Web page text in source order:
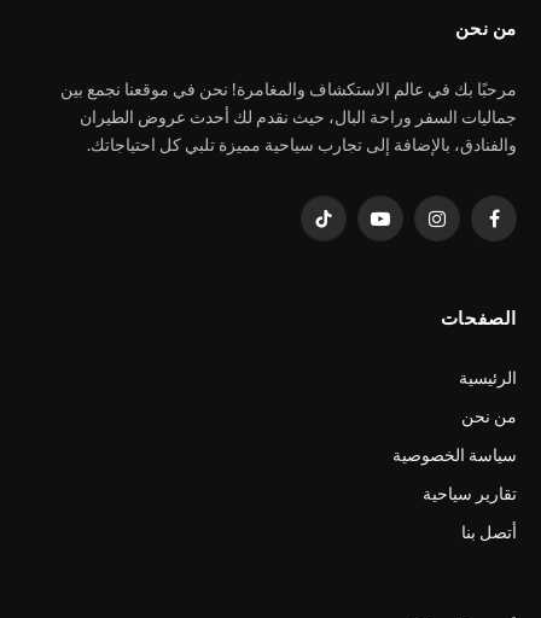
من نحن
مرحبًا بك في عالم الاستكشاف والمغامرة! نحن في موقعنا نجمع بين
جماليات السفر وراحة البال، حيث نقدم لك أحدث عروض الطيران
والفنادق، بالإضافة إلى تجارب سياحية مميزة تلبي كل احتياجاتك.
فيسبوكالانستغراميوتيوب تيكتوك
الصفحات
الرئيسية
من نحن
سياسة الخصوصية
تقارير سياحية
أتصل بنا